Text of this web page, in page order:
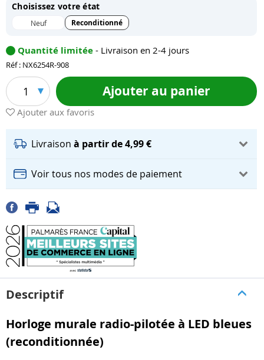
Choisissez votre état
Neuf Reconditionné
Quantité limitée - Livraison en 2-4 jours
Réf : NX6254R-908
1 Ajouter au panier
Ajouter aux favoris
Livraison à partir de 4,99 €
Voir tous nos modes de paiement
Descriptif
Horloge murale radio-pilotée à LED bleues
(reconditionnée)